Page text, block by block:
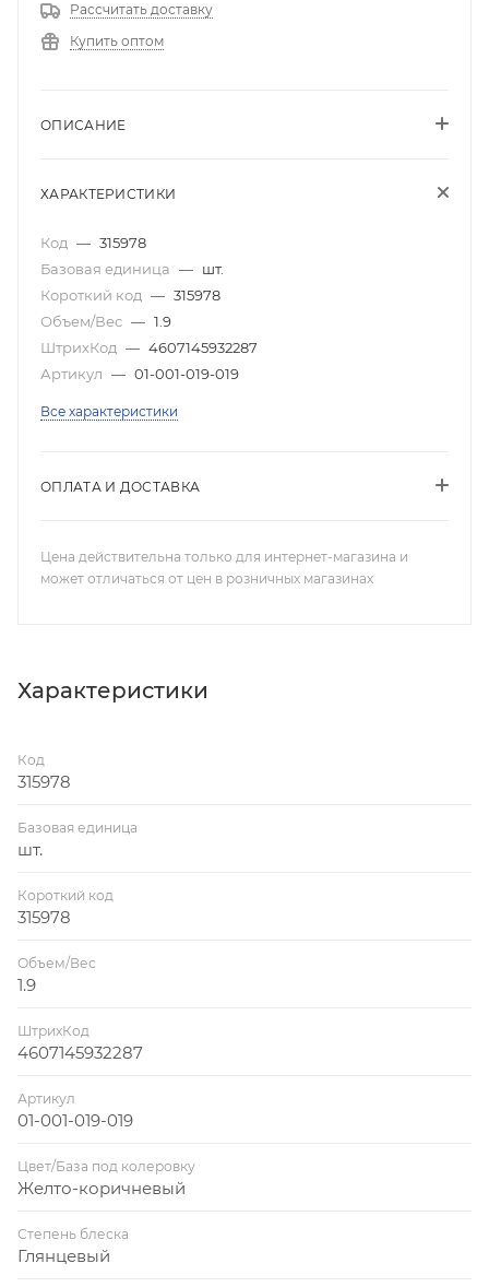
Рассчитать доставку
Купить оптом
ОПИСАНИЕ
ХАРАКТЕРИСТИКИ
Код — 315978
Базовая единица — шт.
Короткий код — 315978
Объем/Вес — 1.9
ШтрихКод — 4607145932287
Артикул — 01-001-019-019
Все характеристики
ОПЛАТА И ДОСТАВКА
Цена действительна только для интернет-магазина и
может отличаться от цен в розничных магазинах
Характеристики
Код
315978
Базовая единица
шт.
Короткий код
315978
Объем/Вес
1.9
ШтрихКод
4607145932287
Артикул
01-001-019-019
Цвет/База под колеровку
Желто-коричневый
Степень блеска
Глянцевый